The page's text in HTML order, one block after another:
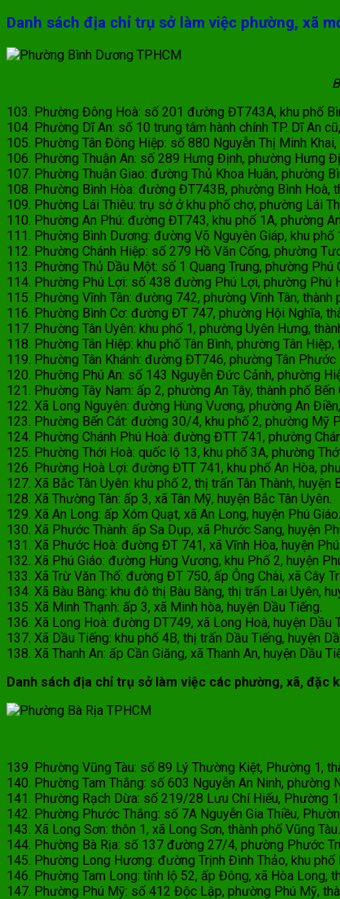
Danh sách địa chỉ trụ sở làm việc phường, xã
103. Phường Đông Hoà: số 201 đường ĐT743A, khu phố
104. Phường Dĩ An: số 10 trung tâm hành chính TP. Dĩ An cũ,
105. Phường Tân Đông Hiệp: số 880 Nguyễn Thị Minh Khai,
106. Phường Thuận An: số 289 Hưng Định, phường Hưng
107. Phường Thuận Giao: đường Thủ Khoa Huân, phường
108. Phường Bình Hòa: đường ĐT743B, phường Bình Hoà,
109. Phường Lái Thiêu: trụ sở ở khu phố chợ, phường Lái
110. Phường An Phú: đường ĐT743, khu phố 1A, phường
111. Phường Bình Dương: đường Võ Nguyên Giáp, khu
112. Phường Chánh Hiệp: số 279 Hồ Văn Cống, phường
113. Phường Thủ Dầu Một: số 1 Quang Trung, phường Phú
114. Phường Phú Lợi: số 438 đường Phú Lợi, phường Phú
115. Phường Vĩnh Tân: đường 742, phường Vĩnh Tân, thành
116. Phường Bình Cơ: đường ĐT 747, phường Hội Nghĩa,
117. Phường Tân Uyên: khu phố 1, phường Uyên Hưng,
118. Phường Tân Hiệp: khu phố Tân Bình, phường Tân Hiệp,
119. Phường Tân Khánh: đường ĐT746, phường Tân Phước
120. Phường Phú An: số 143 Nguyễn Đức Cảnh, phường
121. Phường Tây Nam: ấp 2, phường An Tây, thành phố Bến
122. Xã Long Nguyên: đường Hùng Vương, phường An
123. Phường Bến Cát: đường 30/4, khu phố 2, phường Mỹ
124. Phường Chánh Phú Hoà: đường ĐTT 741, phường
125. Phường Thới Hoà: quốc lộ 13, khu phố 3A, phường
126. Phường Hoà Lợi: đường ĐTT 741, khu phố An Hòa,
127. Xã Bắc Tân Uyên: khu phố 2, thị trấn Tân Thành, huyện
128. Xã Thường Tân: ấp 3, xã Tân Mỹ, huyện Bắc Tân Uyên.
129. Xã An Long: ấp Xóm Quạt, xã An Long, huyện Phú Giáo.
130. Xã Phước Thành: ấp Sa Dụp, xã Phước Sang, huyện
131. Xã Phước Hoà: đường ĐT 741, xã Vĩnh Hòa, huyện Phú
132. Xã Phú Giáo: đường Hùng Vương, khu Phố 2, huyện
133. Xã Trừ Văn Thố: đường ĐT 750, ấp Ông Chài, xã Cây
134. Xã Bàu Bàng: khu đô thị Bàu Bàng, thị trấn Lai Uyên,
135. Xã Minh Thạnh: ấp 3, xã Minh hòa, huyện Dầu Tiếng.
136. Xã Long Hoà: đường DT749, xã Long Hoà, huyện Dầu
137. Xã Dầu Tiếng: khu phố 4B, thị trấn Dầu Tiếng, huyện
138. Xã Thanh An: ấp Cần Giăng, xã Thanh An, huyện Dầu
Danh sách địa chỉ trụ sở làm việc các phường, xã, đặc
139. Phường Vũng Tàu: số 89 Lý Thường Kiệt, Phường 1,
140. Phường Tam Thắng: số 603 Nguyễn An Ninh, phường
141. Phường Rạch Dừa: số 219/28 Lưu Chí Hiếu, Phường
142. Phường Phước Thắng: số 7A Nguyễn Gia Thiều,
143. Xã Long Sơn: thôn 1, xã Long Sơn, thành phố Vũng Tàu.
144. Phường Bà Rịa: số 137 đường 27/4, phường Phước
145. Phường Long Hương: đường Trịnh Đình Thảo, khu phố
146. Phường Tam Long: tỉnh lộ 52, ấp Đông, xã Hòa Long,
147. Phường Phú Mỹ: số 412 Độc Lập, phường Phú Mỹ,